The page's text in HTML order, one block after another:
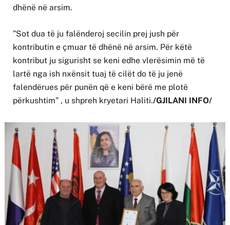
dhënë në arsim.
”Sot dua të ju falënderoj secilin prej jush për
kontributin e çmuar të dhënë në arsim. Për këtë
kontribut ju sigurisht se keni edhe vlerësimin më të
lartë nga ish nxënsit tuaj të cilët do të ju jenë
falendërues për punën që e keni bërë me plotë
përkushtim” , u shpreh kryetari Haliti./GJILANI INFO/